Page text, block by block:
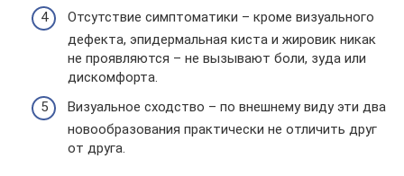
Отсутствие симптоматики – кроме визуального
дефекта, эпидермальная киста и жировик никак
не проявляются – не вызывают боли, зуда или
дискомфорта.
Визуальное сходство – по внешнему виду эти два
новообразования практически не отличить друг
от друга.